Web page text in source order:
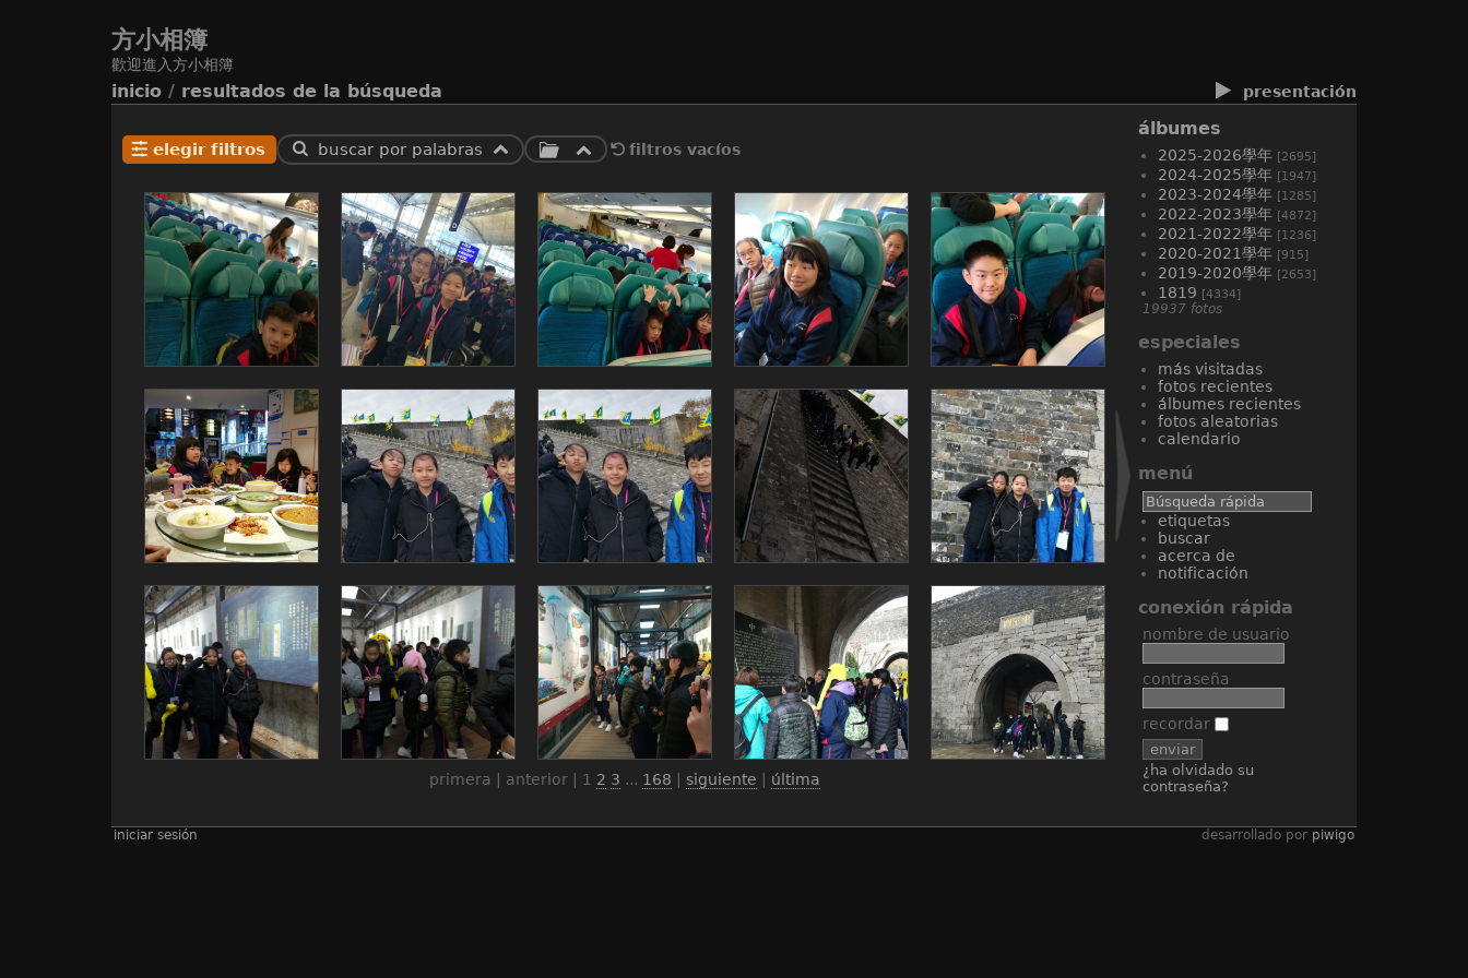
方小相簿
歡迎進入方小相簿
presentación
inicio / resultados de la búsqueda
elegir filtros buscar por palabras filtros vacíos
primera | anterior | 1 2 3 ... 168 | siguiente | última
álbumes
2025-2026學年 [2695]
2024-2025學年 [1947]
2023-2024學年 [1285]
2022-2023學年 [4872]
2021-2022學年 [1236]
2020-2021學年 [915]
2019-2020學年 [2653]
1819 [4334]
19937 fotos
especiales
más visitadas
fotos recientes
álbumes recientes
fotos aleatorias
calendario
menú
etiquetas
buscar
acerca de
notificación
conexión rápida
nombre de usuario
contraseña
recordar
¿ha olvidado su
contraseña?
iniciar sesión desarrollado por piwigo